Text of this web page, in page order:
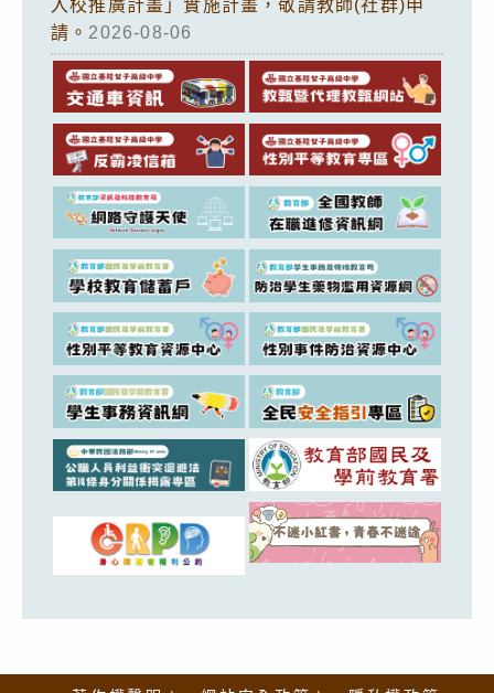
入校推廣計畫」實施計畫，敬請教師(社群)申
請。 2026-08-06